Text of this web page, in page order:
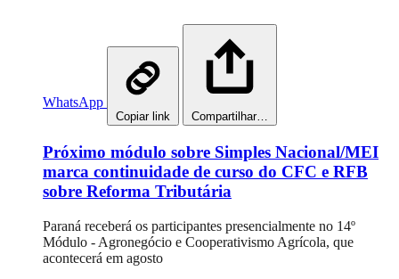
WhatsApp
Copiar link Compartilhar…
Próximo módulo sobre Simples Nacional/MEI
marca continuidade de curso do CFC e RFB
sobre Reforma Tributária
Paraná receberá os participantes presencialmente no 14º
Módulo - Agronegócio e Cooperativismo Agrícola, que
acontecerá em agosto